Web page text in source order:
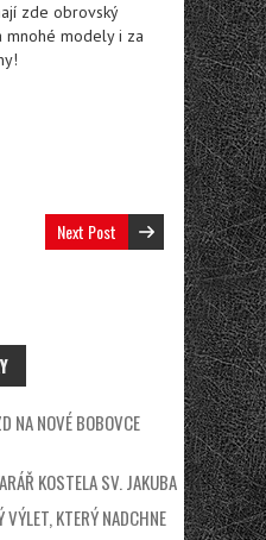
zde obrovský
mnohé modely i za
Next Post
NA NOVÉ BOBOVCE
KOSTELA SV. JAKUBA
KTERÝ NADCHNE